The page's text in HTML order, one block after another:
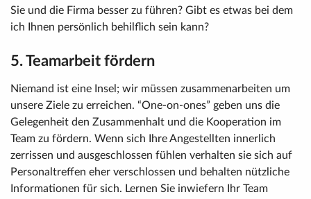
Sie und die Firma besser zu führen? Gibt es etwas bei dem
ich Ihnen persönlich behilflich sein kann?
5. Teamarbeit fördern
Niemand ist eine Insel; wir müssen zusammenarbeiten um
unsere Ziele zu erreichen. “One-on-ones” geben uns die
Gelegenheit den Zusammenhalt und die Kooperation im
Team zu fördern. Wenn sich Ihre Angestellten innerlich
zerrissen und ausgeschlossen fühlen verhalten sie sich auf
Personaltreffen eher verschlossen und behalten nützliche
Informationen für sich. Lernen Sie inwiefern Ihr Team